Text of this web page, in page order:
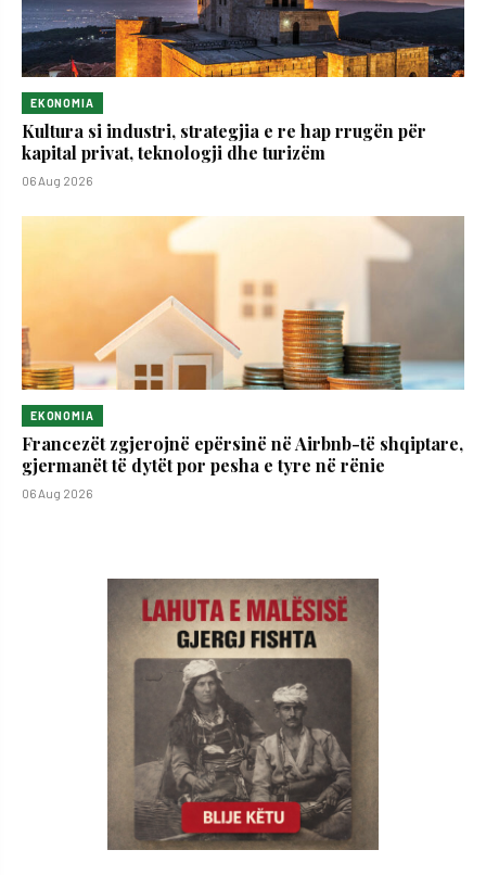
EKONOMIA
Kultura si industri, strategjia e re hap rrugën për
kapital privat, teknologji dhe turizëm
06 Aug 2026
EKONOMIA
Francezët zgjerojnë epërsinë në Airbnb-të shqiptare,
gjermanët të dytët por pesha e tyre në rënie
06 Aug 2026